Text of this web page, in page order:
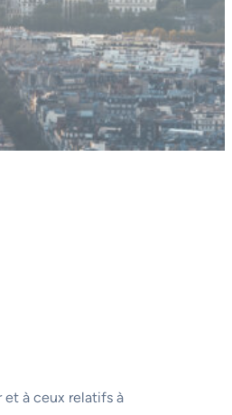
et à ceux relatifs à